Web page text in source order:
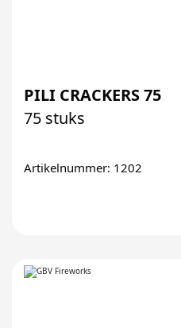
PILI CRACKERS 75
75 stuks
Artikelnummer: 1202